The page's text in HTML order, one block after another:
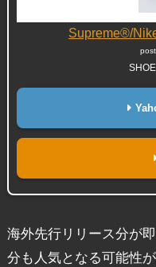
Supreme®/
海外先行リリース分が
分も人気となる可能性が